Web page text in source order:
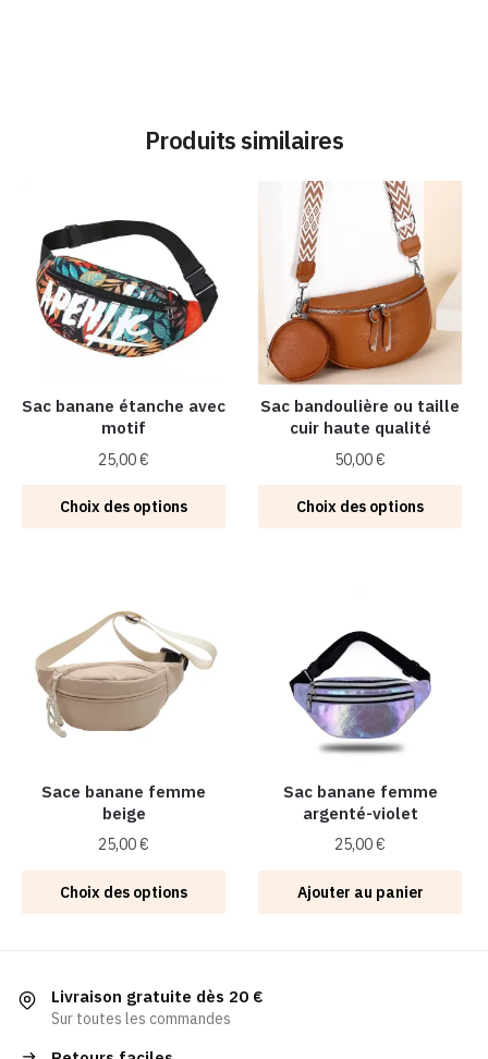
Produits similaires
Sac banane étanche avec
motif
25,00€
Choix des options
Ce
produit
Les
options
peuvent
choisies
la
page
du
produit
Sac bandoulière ou taille
cuir haute qualité
50,00€
Choix des options
Ce
produit
Les
options
peuvent
être
choisies
la
page
du
produit
Sace banane femme
beige
25,00€
Choix des options
Ce
produit
variations.
Les
Sac banane femme
argenté-violet
25,00€
Ajouter au panier
Livraison gratuite dès 20 €
Sur toutes les commandes